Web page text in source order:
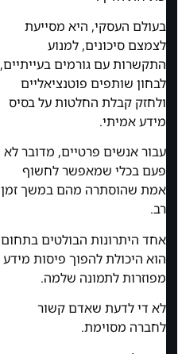
בעולם העסקי, היא מסייעת
לצמצם סיכונים, למנוע
התקשרות עם גורמים בעייתיים,
לבחון שותפים פוטנציאליים
ולחזק קבלת החלטות על בסיס
מידע אמיתי.
עבור אנשים פרטיים, מדובר לא
פעם בכלי שמאפשר לחשוף
אמת שהוסתרה מהם במשך זמן
רב.
אחד היתרונות הבולטים בתחום
הוא היכולת להפוך פיסות מידע
מפוזרות לתמונה שלמה.
לא די לדעת שאדם קשור
לחברה מסוימת.